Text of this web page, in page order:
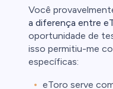
Você
a diferença entre
oportunidade de
isso permitiu-me
específicas:
eToro serve